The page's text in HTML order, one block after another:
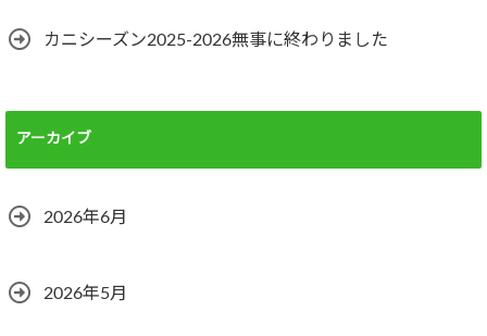
カニシーズン2025-2026無事に終わりました
アーカイブ
2026年6月
2026年5月